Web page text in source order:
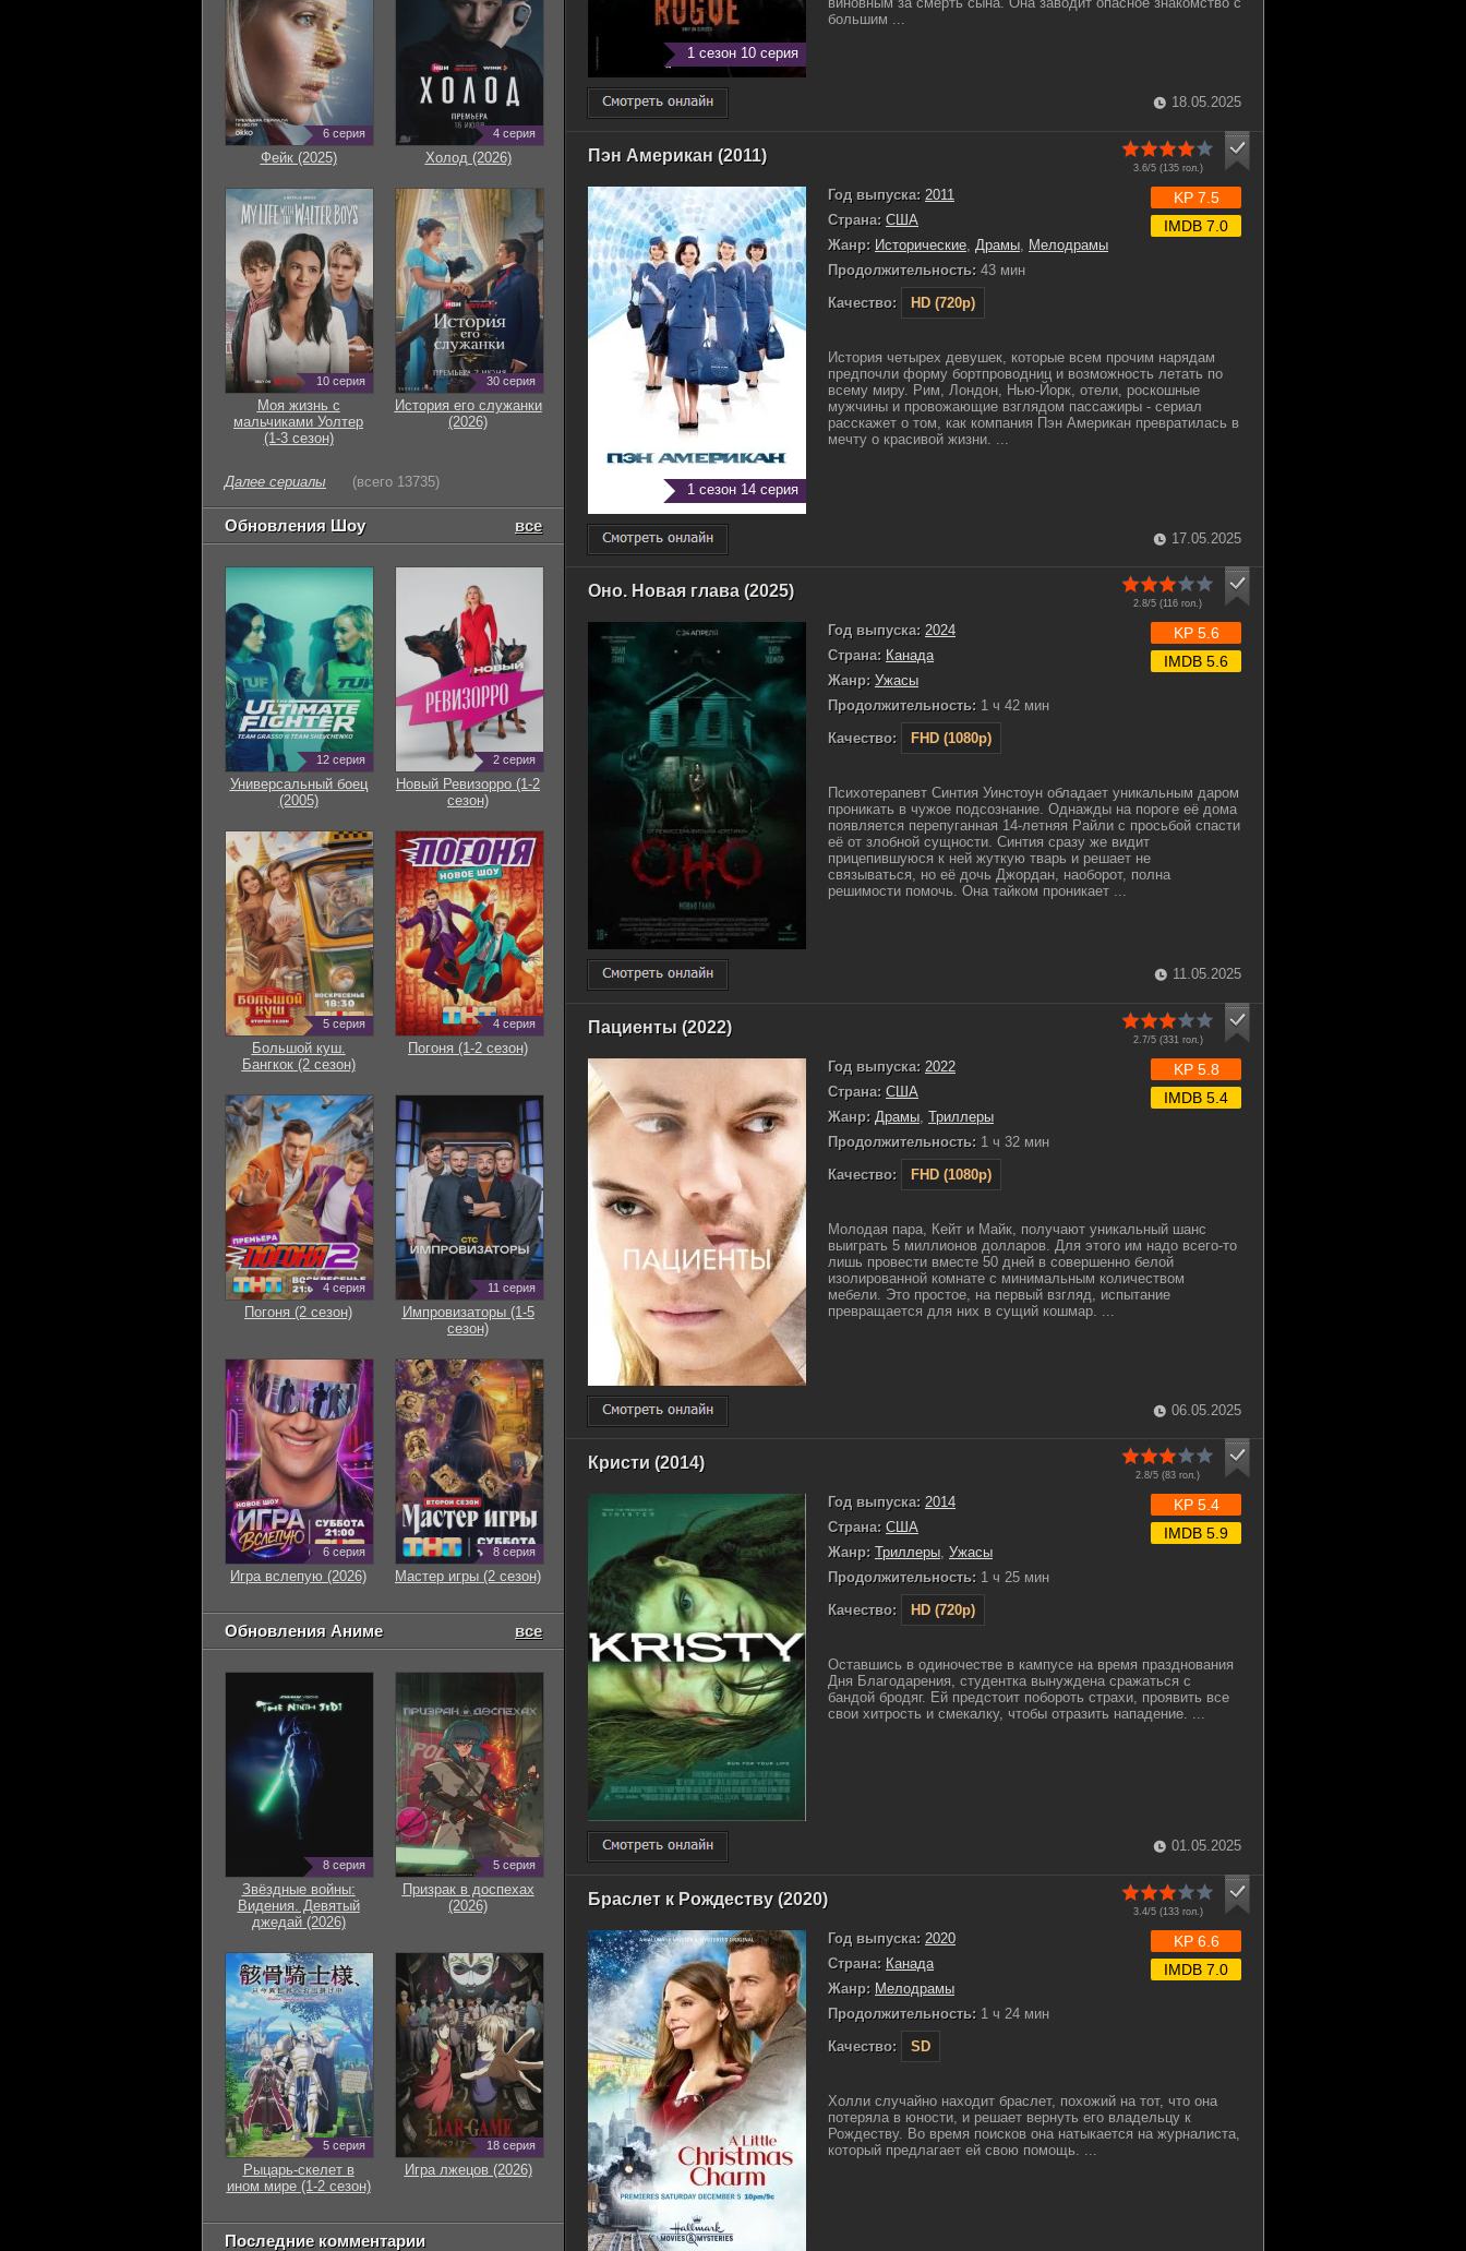
1 сезон 10 серия
большим ...
18.05.2025
Пэн Американ (2011)
3.6/5 (135гол.)
1 сезон 14 серия
Год выпуска: 2011
Страна: США
Жанр: Исторические Драмы Мелодрамы
Продолжительность: 43 мин
Качество:
HD (720p)
KP 7.5
IMDB 7.0
История четырех девушек, которые всем прочим нарядам
предпочли форму бортпроводниц и возможность летать по
всему миру. Рим, Лондон, Нью-Йорк, отели, роскошные
мужчины и провожающие взглядом пассажиры - сериал
расскажет о том, как компания Пэн Американ превратилась в
мечту о красивой жизни. ...
17.05.2025
Оно. Новая глава (2025)
2.8/5 (116 гол.)
Год выпуска: 2024
Страна: Канада
Жанр: Ужасы
Продолжительность: 1 ч 42 мин
Качество:
FHD (1080p)
KP 5.6
IMDB 5.6
Психотерапевт Синтия Уинстоун обладает уникальным даром
проникать в чужое подсознание. Однажды на пороге её дома
появляется перепуганная 14-летняя Райли с просьбой спасти
её от злобной сущности. Синтия сразу же видит
прицепившуюся к ней жуткую тварь и решает не
связываться, но её дочь Джордан, наоборот, полна
решимости помочь. Она тайком проникает ...
11.05.2025
Пациенты (2022)
2.7/5 (331 гол.)
Год выпуска: 2022
Страна: США
Жанр: Драмы Триллеры
Продолжительность: 1 ч 32 мин
Качество:
FHD (1080p)
KP 5.8
IMDB 5.4
Молодая пара, Кейт и Майк, получают уникальный шанс
выиграть 5 миллионов долларов. Для этого им надо всего-то
лишь провести вместе 50 дней в совершенно белой
изолированной комнате с минимальным количеством
мебели. Это простое, на первый взгляд, испытание
превращается для них в сущий кошмар. ...
06.05.2025
Кристи (2014)
2.8/5 (83 гол.)
Год выпуска: 2014
Страна: США
Жанр: Триллеры, Ужасы
Продолжительность: 1 ч 25 мин
Качество:
HD (720p)
KP 5.4
IMDB 5.9
Оставшись в одиночестве в кампусе на время празднования
Дня Благодарения, студентка вынуждена сражаться с
бандой бродяг. Ей предстоит побороть страхи, проявить все
свои хитрость и смекалку, чтобы отразить нападение. ...
01.05.2025
Браслет к Рождеству (2020)
3.4/5 (133гол.)
Год выпуска: 2020
Страна: Канада
Жанр: Мелодрамы
Продолжительность: 1 ч 24 мин
Качество:
SD
KP 6.6
IMDB 7.0
Холли случайно находит браслет, похожий на тот, что она
потеряла в юности, и решает вернуть его владельцу к
Рождеству. Во время поисков она натыкается на журналиста,
который предлагает ей свою помощь. ...
6 серия
Фейк (2025)
4 серия
Холод (2026)
10 серия
Моя жизнь с
мальчиками Уолтер
(1-3 сезон)
30 серия
История его служанки
(2026)
Далее сериалы (всего 13735)
Обновления Шоу все
12 серия
Универсальный боец
(2005)
2 серия
Новый Ревизорро (1-2
сезон)
5 серия
Большой куш.
Бангкок (2 сезон)
4 серия
Погоня (1-2 сезон)
4 серия
Погоня (2 сезон)
11 серия
Импровизаторы (1-5
сезон)
6 серия
Игра вслепую (2026)
8 серия
Мастер игры (2 сезон)
Обновления Аниме все
8 серия
Звёздные войны:
Видения. Девятый
джедай (2026)
5 серия
Призрак в доспехах
(2026)
5 серия
Рыцарь-скелет в
ином мире (1-2 сезон)
18 серия
Игра лжецов (2026)
Последние комментарии